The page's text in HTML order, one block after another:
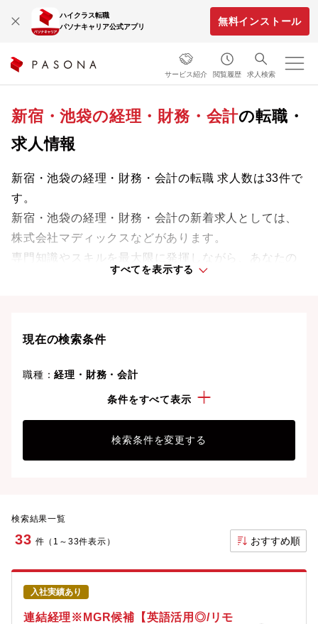
ハイクラス転職
パソナキャリア公式アプリ
無料インストール
サービス紹介 閲覧履歴 求人検索
新宿・池袋の経理・財務・会計の転職・
求人情報
新宿・池袋の経理・財務・会計の転職 求人数は33件で
す。
新宿・池袋の経理・財務・会計の新着求人としては、
株式会社マディックスなどがあります。
専門知識やスキルを最大限に発揮しながら、あなたの
ライフスタイルや価値観に合った理想の働き方を叶え
すべてを表示する
現在の検索条件
職種：経理・財務・会計
新宿・池袋条件をすべて表示
検索条件を変更する
検索結果一覧
33 件（1～33件表示） おすすめ順
入社実績あり
連結経理※MGR候補【英語活用◎/リモ